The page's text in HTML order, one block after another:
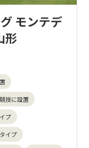
モンテデ
形
技に設置
プ
イプ